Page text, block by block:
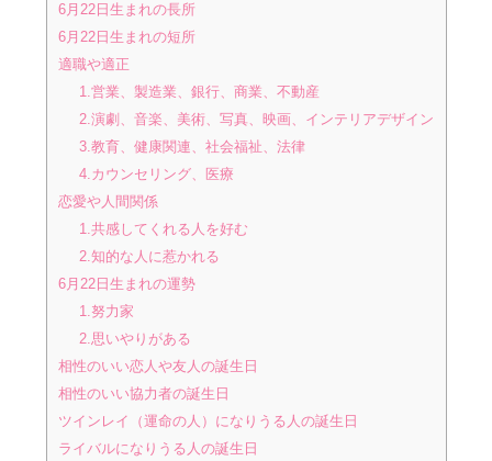
6月22日生まれの長所
6月22日生まれの短所
適職や適正
1.営業、製造業、銀行、商業、不動産
2.演劇、音楽、美術、写真、映画、インテリアデザイン
3.教育、健康関連、社会福祉、法律
4.カウンセリング、医療
恋愛や人間関係
1.共感してくれる人を好む
2.知的な人に惹かれる
6月22日生まれの運勢
1.努力家
2.思いやりがある
相性のいい恋人や友人の誕生日
相性のいい協力者の誕生日
ツインレイ（運命の人）になりうる人の誕生日
ライバルになりうる人の誕生日